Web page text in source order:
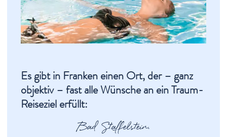
Auszeichnungen
Nachhaltigkeit
Gesundheit & Wellness
Spiritualität & Kirche
Freizeit & Ausflüge
Es gibt in Franken einen Ort, der – ganz
objektiv – fast alle Wünsche an ein Traum-
Reiseziel erfüllt:
Bad Staffelstein.